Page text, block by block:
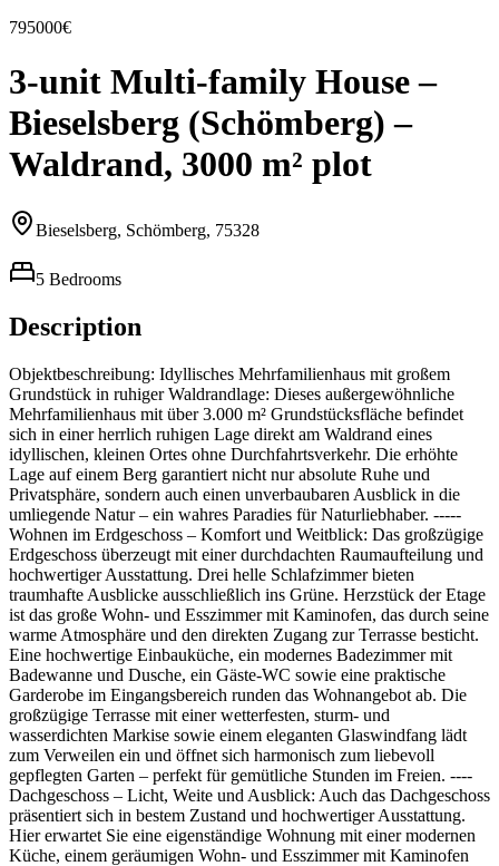
795000€
3-unit Multi-family House –
Bieselsberg (Schömberg) –
Waldrand, 3000 m² plot
Bieselsberg, Schömberg, 75328
5 Bedrooms
Description
Objektbeschreibung: Idyllisches Mehrfamilienhaus mit großem
Grundstück in ruhiger Waldrandlage: Dieses außergewöhnliche
Mehrfamilienhaus mit über 3.000 m² Grundstücksfläche befindet
sich in einer herrlich ruhigen Lage direkt am Waldrand eines
idyllischen, kleinen Ortes ohne Durchfahrtsverkehr. Die erhöhte
Lage auf einem Berg garantiert nicht nur absolute Ruhe und
Privatsphäre, sondern auch einen unverbaubaren Ausblick in die
umliegende Natur – ein wahres Paradies für Naturliebhaber. -----
Wohnen im Erdgeschoss – Komfort und Weitblick: Das großzügige
Erdgeschoss überzeugt mit einer durchdachten Raumaufteilung und
hochwertiger Ausstattung. Drei helle Schlafzimmer bieten
traumhafte Ausblicke ausschließlich ins Grüne. Herzstück der Etage
ist das große Wohn- und Esszimmer mit Kaminofen, das durch seine
warme Atmosphäre und den direkten Zugang zur Terrasse besticht.
Eine hochwertige Einbauküche, ein modernes Badezimmer mit
Badewanne und Dusche, ein Gäste-WC sowie eine praktische
Garderobe im Eingangsbereich runden das Wohnangebot ab. Die
großzügige Terrasse mit einer wetterfesten, sturm- und
wasserdichten Markise sowie einem eleganten Glaswindfang lädt
zum Verweilen ein und öffnet sich harmonisch zum liebevoll
gepflegten Garten – perfekt für gemütliche Stunden im Freien. ----
Dachgeschoss – Licht, Weite und Ausblick: Auch das Dachgeschoss
präsentiert sich in bestem Zustand und hochwertiger Ausstattung.
Hier erwartet Sie eine eigenständige Wohnung mit einer modernen
Küche, einem geräumigen Wohn- und Esszimmer mit Kaminofen